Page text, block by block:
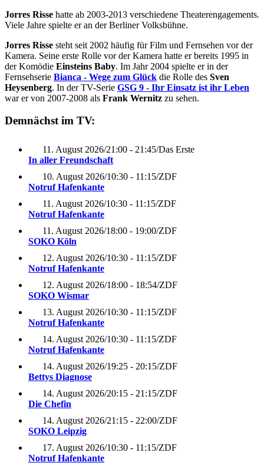
Jorres Risse hatte ab 2003-2013 verschiedene Theaterengagements.
Viele Jahre spielte er an der Berliner Volksbühne.
Jorres Risse steht seit 2002 häufig für Film und Fernsehen vor der
Kamera. Seine erste Rolle vor der Kamera hatte er bereits 1995 in
der Komödie Einsteins Baby. Im Jahr 2004 spielte er in der
Fernsehserie Bianca - Wege zum Glück die Rolle des Sven
Heysenberg. In der TV-Serie GSG 9 - Ihr Einsatz ist ihr Leben
war er von 2007-2008 als Frank Wernitz zu sehen.
Demnächst im TV:
11. August 2026/21:00 - 21:45/Das Erste
In aller Freundschaft
10. August 2026/10:30 - 11:15/ZDF
Notruf Hafenkante
11. August 2026/10:30 - 11:15/ZDF
Notruf Hafenkante
11. August 2026/18:00 - 19:00/ZDF
SOKO Köln
12. August 2026/10:30 - 11:15/ZDF
Notruf Hafenkante
12. August 2026/18:00 - 18:54/ZDF
SOKO Wismar
13. August 2026/10:30 - 11:15/ZDF
Notruf Hafenkante
14. August 2026/10:30 - 11:15/ZDF
Notruf Hafenkante
14. August 2026/19:25 - 20:15/ZDF
Bettys Diagnose
14. August 2026/20:15 - 21:15/ZDF
Die Chefin
14. August 2026/21:15 - 22:00/ZDF
SOKO Leipzig
17. August 2026/10:30 - 11:15/ZDF
Notruf Hafenkante